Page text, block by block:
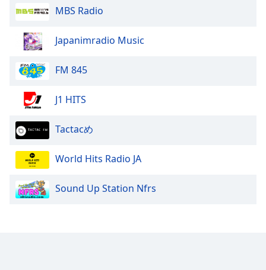
Font
Family
Done
MBS Radio
Japanimradio Music
FM 845
J1 HITS
Tactacめ
World Hits Radio JA
Sound Up Station Nfrs